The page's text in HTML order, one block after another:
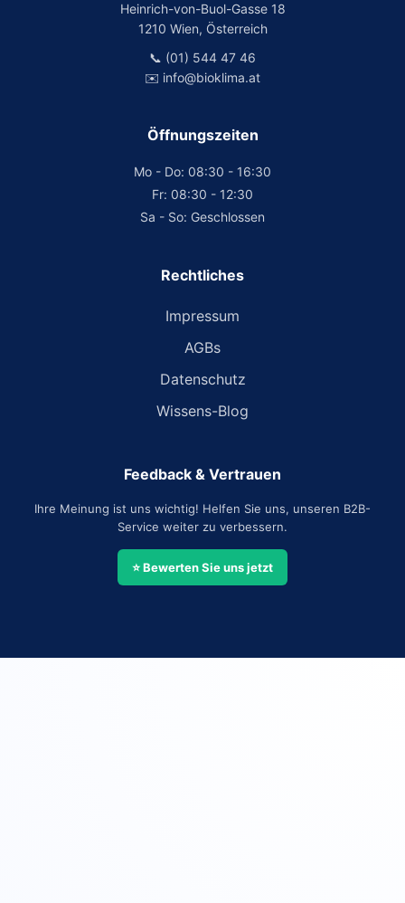
Heinrich-von-Buol-Gasse 18
1210 Wien, Österreich
📞 (01) 544 47 46
✉️ info@bioklima.at
Öffnungszeiten
Mo - Do: 08:30 - 16:30
Fr: 08:30 - 12:30
Sa - So: Geschlossen
Rechtliches
Impressum
AGBs
Datenschutz
Wissens-Blog
Feedback & Vertrauen
Ihre Meinung ist uns wichtig! Helfen Sie uns, unseren B2B-
Service weiter zu verbessern.
⭐ Bewerten Sie uns jetzt